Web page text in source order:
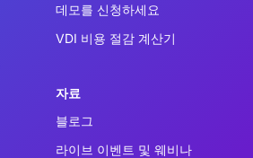
데모를 신청하세요
VDI 비용 절감 계산기
자료
블로그
라이브 이벤트 및 웨비나